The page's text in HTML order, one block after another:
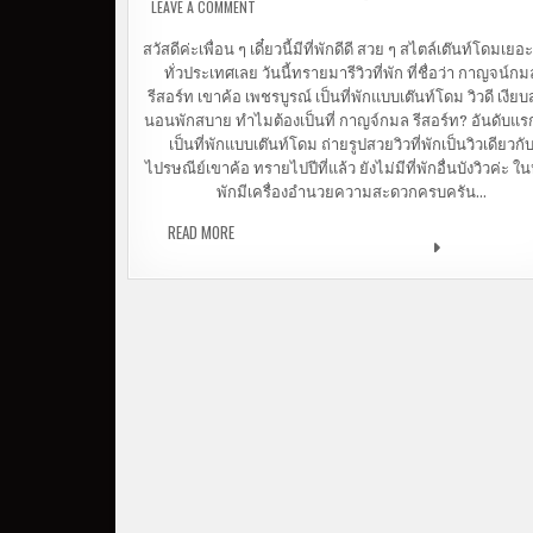
LEAVE A COMMENT ON รีวิว กาญจ์กมลรีสอร์ท เขาค้อ | นอนเต๊นท์โ
สวัสดีค่ะเพื่อน ๆ เดี๋ยวนี้มีที่พักดีดี สวย ๆ สไตล์เต๊นท์โดมเยอ
ทั่วประเทศเลย วันนี้ทรายมารีวิวที่พัก ที่ชื่อว่า กาญจน์กม
รีสอร์ท เขาค้อ เพชรบูรณ์ เป็นที่พักแบบเต๊นท์โดม วิวดี เงียบ
นอนพักสบาย ทำไมต้องเป็นที่ กาญจ์กมล รีสอร์ท? อันดับแร
เป็นที่พักแบบเต๊นท์โดม ถ่ายรูปสวยวิวที่พักเป็นวิวเดียวกับ
ไปรษณีย์เขาค้อ ทรายไปปีที่แล้ว ยังไม่มีที่พักอื่นบังวิวค่ะ ใน
พักมีเครื่องอำนวยความสะดวกครบครัน…
READ MOREรีวิว กาญจ์กมลรีสอร์ท เขาค้อ | นอนเต๊นท์โดม